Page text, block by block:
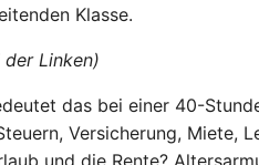
Klasse.
Linken)
das bei einer 40-
Versicherung, Miete,